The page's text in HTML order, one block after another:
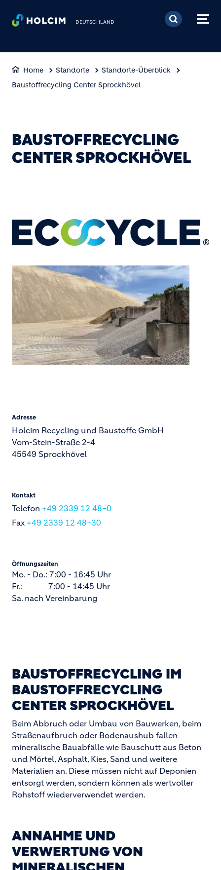
Direkt zum Inhalt
DEUTSCHLAND
Home Standorte
Standorte-Überblick
Baustoffrecycling Center Sprockhövel
BAUSTOFFRECYCLING
CENTER SPROCKHÖVEL
Adresse
Holcim Recycling und Baustoffe GmbH
Vom-Stein-Straße 2-4
45549 Sprockhövel
Kontakt
Telefon +49 2339 12 48–0
Fax +49 2339 12 48–30
Öffnungszeiten
Mo. - Do.: 7:00 - 16:45 Uhr
Fr.: 7:00 - 14:45 Uhr
Sa. nach Vereinbarung
BAUSTOFFRECYCLING IM
BAUSTOFFRECYCLING
CENTER SPROCKHÖVEL
Beim Abbruch oder Umbau von Bauwerken, beim
Straßenaufbruch oder Bodenaushub fallen
mineralische Bauabfälle wie Bauschutt aus Beton
und Mörtel, Asphalt, Kies, Sand und weitere
Materialien an. Diese müssen nicht auf Deponien
entsorgt werden, sondern können als wertvoller
Rohstoff wiederverwendet werden.
ANNAHME UND
VERWERTUNG VON